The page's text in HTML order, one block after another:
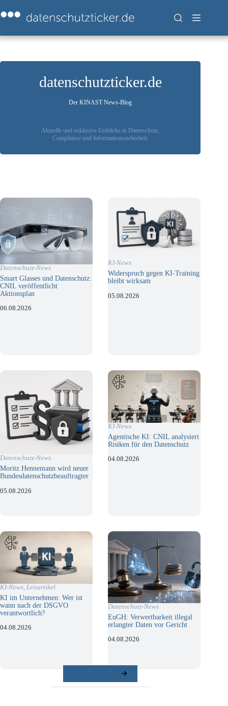
Inhalt
springen
datenschutzticker.de
Der KINAST News-Blog
Aktuelle und exklusive Einblicke in Datenschutz,
Compliance und Informationssicherheit.
Datenschutz-News
Smart Glasses und Datenschutz:
CNIL veröffentlicht
Aktionsplan
06.08.2026
KI-News
Widerspruch gegen KI-Training
bleibt wirksam
05.08.2026
Datenschutz-News
Moritz Hennemann wird neuer
Bundesdatenschutzbeauftragter
05.08.2026
KI-News
Agentische KI: CNIL analysiert
Risiken für den Datenschutz
04.08.2026
KI-News Leitartikel
KI im Unternehmen: Wer ist
wann nach der DSGVO
verantwortlich?
04.08.2026
Datenschutz-News
EuGH: Verwertbarkeit illegal
erlangter Daten vor Gericht
04.08.2026